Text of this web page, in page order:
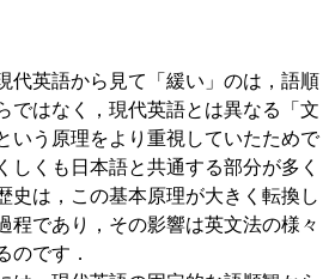
代英語から見て「緩い」のは，語順
ではなく，現代英語とは異なる「文
いう原理をより重視していたためで
しくも日本語と共通する部分が多く
史は，この基本原理が大きく転換し
程であり，その影響は英文法の様々
のです．